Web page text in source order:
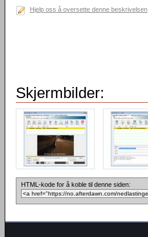
Hjelp oss å oversette denne beskrivelsen
Skjermbilder:
HTML-kode for å koble til denne siden: